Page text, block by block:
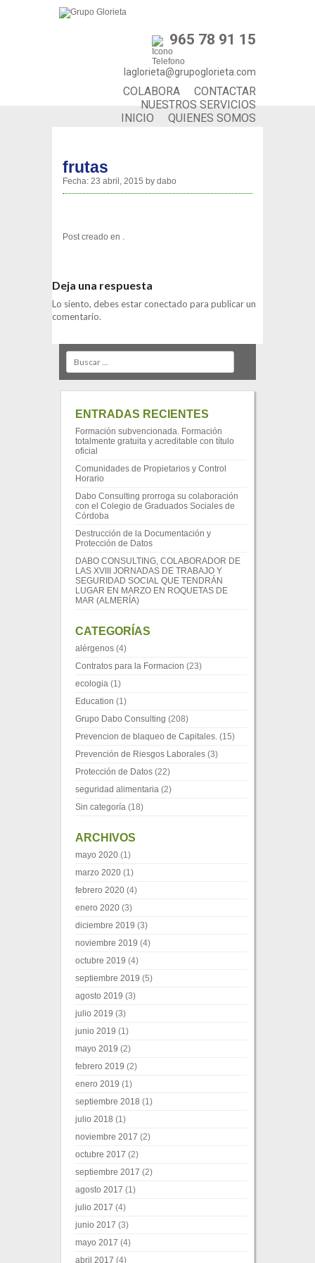
965 78 91 15
laglorieta@grupoglorieta.com
CONTACTAR
COLABORA
NUESTROS SERVICIOS
QUIENES SOMOS
INICIO
frutas
Fecha: 23 abril, 2015 by dabo
Post creado en .
Deja una respuesta
Lo siento, debes estar conectado para publicar un
comentario.
ENTRADAS RECIENTES
Formación subvencionada. Formación
totalmente gratuita y acreditable con título
oficial
Comunidades de Propietarios y Control
Horario
Dabo Consulting prorroga su colaboración
con el Colegio de Graduados Sociales de
Córdoba
Destrucción de la Documentación y
Protección de Datos
DABO CONSULTING, COLABORADOR DE
LAS XVIII JORNADAS DE TRABAJO Y
SEGURIDAD SOCIAL QUE TENDRÁN
LUGAR EN MARZO EN ROQUETAS DE
MAR (ALMERÍA)
CATEGORÍAS
alérgenos (4)
Contratos para la Formacion (23)
ecologia (1)
Education (1)
Grupo Dabo Consulting (208)
Prevencion de blaqueo de Capitales. (15)
Prevención de Riesgos Laborales (3)
Protección de Datos (22)
seguridad alimentaria (2)
Sin categoría (18)
ARCHIVOS
mayo 2020 (1)
marzo 2020 (1)
febrero 2020 (4)
enero 2020 (3)
diciembre 2019 (3)
noviembre 2019 (4)
octubre 2019 (4)
septiembre 2019 (5)
agosto 2019 (3)
julio 2019 (3)
junio 2019 (1)
mayo 2019 (2)
febrero 2019 (2)
enero 2019 (1)
septiembre 2018 (1)
julio 2018 (1)
noviembre 2017 (2)
octubre 2017 (2)
septiembre 2017 (2)
agosto 2017 (1)
julio 2017 (4)
junio 2017 (3)
mayo 2017 (4)
abril 2017 (4)